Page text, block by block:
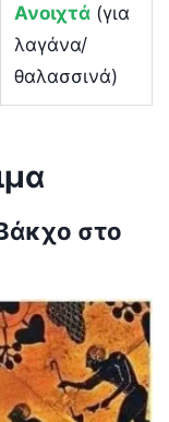
Ανοιχτά (για
λαγάνα/
θαλασσινά)
στο